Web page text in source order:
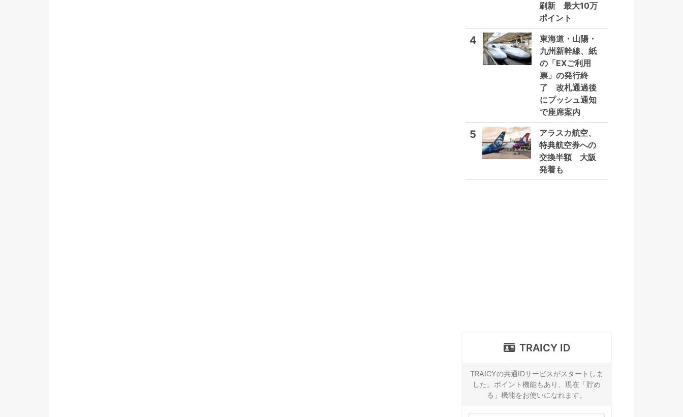
刷新 最大10万
ポイント
4
東海道・山陽・
九州新幹線、紙
の「EXご利用
票」の発行終
了 改札通過後
にプッシュ通知
で座席案内
5
アラスカ航空、
特典航空券への
交換半額 大阪
発着も
TRAICY ID
TRAICYの共通IDサービスがスタートしま
した。ポイント機能もあり、現在「貯め
る」機能をお使いになれます。